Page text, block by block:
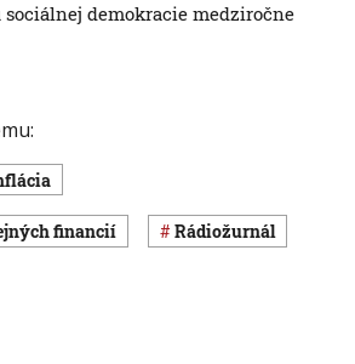
demokracie medziročne
financií Rádiožurnál